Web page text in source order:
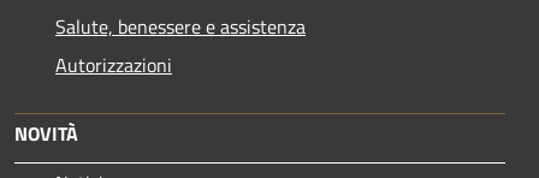
Salute, benessere e assistenza
Autorizzazioni
NOVITÀ